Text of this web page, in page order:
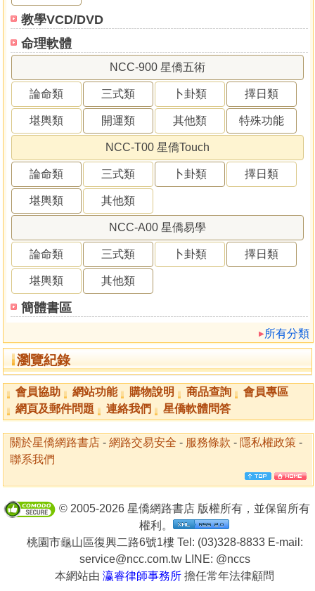
教學VCD/DVD
命理軟體
NCC-900 星僑五術
論命類 三式類 卜卦類 擇日類
堪輿類 開運類 其他類 特殊功能
NCC-T00 星僑Touch
論命類 三式類 卜卦類 擇日類
堪輿類 其他類
NCC-A00 星僑易學
論命類 三式類 卜卦類 擇日類
堪輿類 其他類
簡體書區
所有分類
瀏覽紀錄
會員協助 網站功能 購物說明 商品查詢
會員專區
網頁及郵件問題
連絡我們 星僑軟體問答
關於星僑網路書店 - 網路交易安全 - 服務條款 - 隱私權政策 -
聯系我們
© 2005-2026 星僑網路書店 版權所有，並保留所有
權利。
桃園市龜山區復興二路6號1樓 Tel: (03)328-8833 E-mail:
service@ncc.com.tw LINE: @nccs
本網站由 瀛睿律師事務所 擔任常年法律顧問